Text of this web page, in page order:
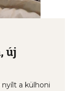
új
a külhoni